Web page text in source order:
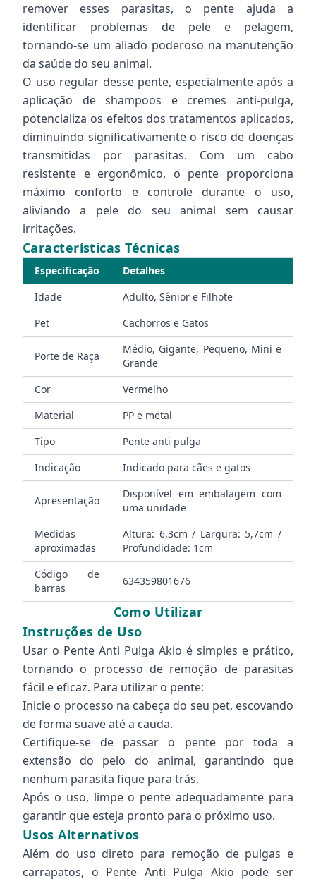
remover esses parasitas, o pente ajuda a
identificar problemas de pele e pelagem,
tornando-se um aliado poderoso na manutenção
da saúde do seu animal.
O uso regular desse pente, especialmente após a
aplicação de shampoos e cremes anti-pulga,
potencializa os efeitos dos tratamentos aplicados,
diminuindo significativamente o risco de doenças
transmitidas por parasitas. Com um cabo
resistente e ergonômico, o pente proporciona
máximo conforto e controle durante o uso,
aliviando a pele do seu animal sem causar
irritações.
Características Técnicas
Especificação
Detalhes
Idade
Adulto, Sênior e Filhote
Pet
Cachorros e Gatos
Porte de Raça
Médio, Gigante, Pequeno, Mini e
Grande
Cor
Vermelho
Material
PP e metal
Tipo
Pente anti pulga
Indicação
Indicado para cães e gatos
Apresentação
Disponível em embalagem com
uma unidade
Medidas
aproximadas
Altura: 6,3cm / Largura: 5,7cm /
Profundidade: 1cm
Código de
barras
634359801676
Como Utilizar
Instruções de Uso
Usar o Pente Anti Pulga Akio é simples e prático,
tornando o processo de remoção de parasitas
fácil e eficaz. Para utilizar o pente:
Inicie o processo na cabeça do seu pet, escovando
de forma suave até a cauda.
Certifique-se de passar o pente por toda a
extensão do pelo do animal, garantindo que
nenhum parasita fique para trás.
Após o uso, limpe o pente adequadamente para
garantir que esteja pronto para o próximo uso.
Usos Alternativos
Além do uso direto para remoção de pulgas e
carrapatos, o Pente Anti Pulga Akio pode ser